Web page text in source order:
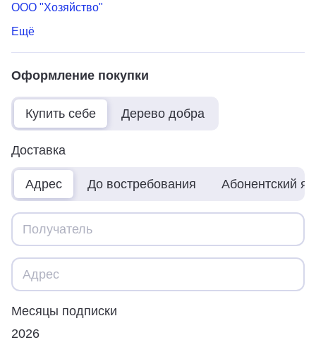
ООО "Хозяйство"
Ещё
Оформление покупки
Купить себе Дерево добра
Доставка
Адрес До востребования Абонентский
Месяцы подписки
2026